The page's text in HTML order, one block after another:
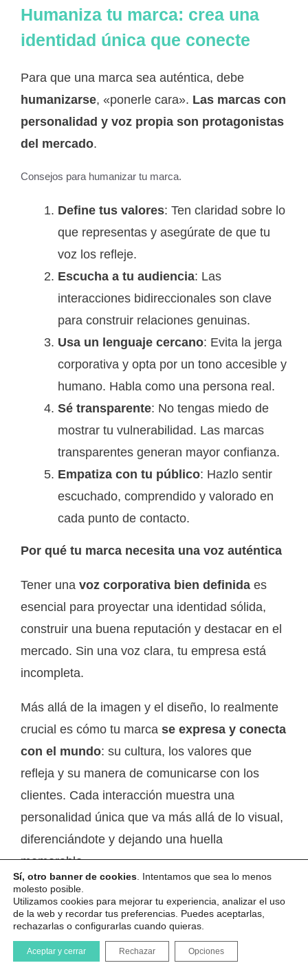
Humaniza tu marca: crea una
identidad única que conecte
Para que una marca sea auténtica, debe
humanizarse, «ponerle cara». Las marcas con
personalidad y voz propia son protagonistas
del mercado.
Consejos para humanizar tu marca.
Define tus valores: Ten claridad sobre lo
que representas y asegúrate de que tu
voz los refleje.
Escucha a tu audiencia: Las
interacciones bidireccionales son clave
para construir relaciones genuinas.
Usa un lenguaje cercano: Evita la jerga
corporativa y opta por un tono accesible y
humano. Habla como una persona real.
Sé transparente: No tengas miedo de
mostrar tu vulnerabilidad. Las marcas
transparentes generan mayor confianza.
Empatiza con tu público: Hazlo sentir
escuchado, comprendido y valorado en
cada punto de contacto.
Por qué tu marca necesita una voz auténtica
Tener una voz corporativa bien definida es
esencial para proyectar una identidad sólida,
construir una buena reputación y destacar en el
mercado. Sin una voz clara, tu empresa está
incompleta.
Más allá de la imagen y el diseño, lo realmente
crucial es cómo tu marca se expresa y conecta
con el mundo: su cultura, los valores que
refleja y su manera de comunicarse con los
clientes. Cada interacción muestra una
personalidad única que va más allá de lo visual,
diferenciándote y dejando una huella
memorable.
Como las personas, las marcas evolucionan
constantemente, aprendiendo y adaptándose.
Este crecimiento continuo fortalece la conexión
con tu audiencia, generando relaciones de
Sí, otro banner de cookies . Intentamos que sea lo menos
molesto posible.
Utilizamos cookies para mejorar tu experiencia, analizar el uso
de la web y recordar tus preferencias. Puedes aceptarlas,
rechazarlas o configurarlas cuando quieras.
Aceptar y cerrar Rechazar Opciones